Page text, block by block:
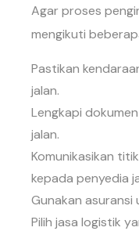
Agar proses
mengikuti
Pastikan
jalan.
Lengkapi
jalan.
Komunikasikan
kepada penyedia
Gunakan
Pilih jasa logistik